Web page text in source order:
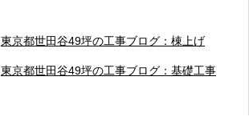
東京都世田谷49坪の工事ブログ：棟上げ
東京都世田谷49坪の工事ブログ：基礎工事